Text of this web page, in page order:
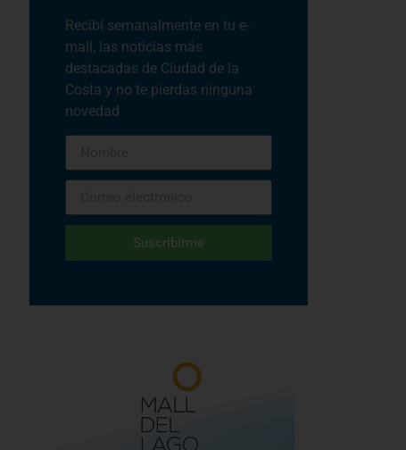
Recibí semanalmente en tu e-
mail, las noticias más
destacadas de Ciudad de la
Costa y no te pierdas ninguna
novedad
Suscribirme